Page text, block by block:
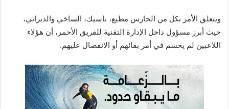
ويتعلق الأمر بكل من الحارس مطيع، ناسيك، الساخي والديراني،
حيث أبرز مسؤول داخل الإدارة التقنية للفريق الأحمر، أن هؤلاء
اللاعبين لم يحسم في أمر بقائهم أو الانفصال عليهم.